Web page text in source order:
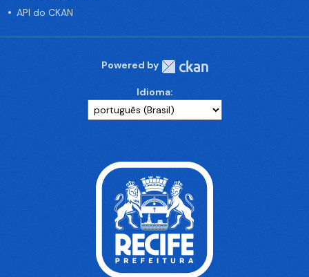
API do CKAN
Powered by
Idioma